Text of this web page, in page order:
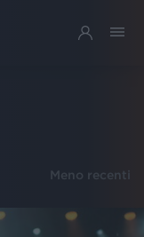
Meno recenti